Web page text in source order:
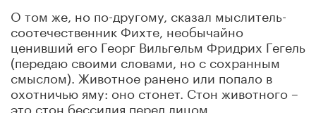
О том же, но по-другому, сказал мыслитель-
соотечественник Фихте, необычайно
ценивший его Георг Вильгельм Фридрих Гегель
(передаю своими словами, но с сохранным
смыслом). Животное ранено или попало в
охотничью яму: оно стонет. Стон животного –
это стон бессилия перед лицом